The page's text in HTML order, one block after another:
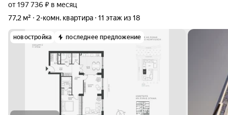
от 197 736 ₽ в месяц
77,2 м²
2-комн. квартира 11 этаж из 18
новостройка последнее предложение